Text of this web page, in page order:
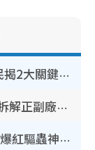
裝修拆鐵閘隨時變賊人目標？網民揭2大關鍵用途：裝新式等於白裝？附新舊鐵閘分別
網傳公院改用內地/副廠藥？醫生拆解正副廠分別 揭4類人換藥隨時出事
怕蟲人士夏日救星！日本3COINS爆紅驅蟲神器$45起 1招「全程免觸碰」輕鬆搞定小強